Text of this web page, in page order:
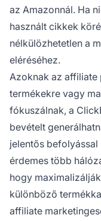
az Amazonnál. Ha
használt cikkek
nélkülözhetetlen a
eléréséhez.
Azoknak az affiliate
termékekre vagy
fókuszálnak, a
bevételt
jelentős
érdemes több
hogy
különböző
affiliate